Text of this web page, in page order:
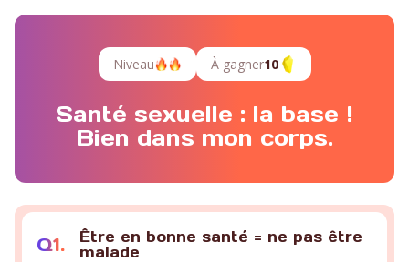
Niveau À gagner10
Santé sexuelle : la base !
Bien dans mon corps.
Q1.
Être en bonne santé = ne pas être
malade